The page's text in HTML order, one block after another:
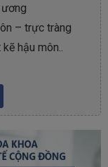
– trực tràng
hậu môn..